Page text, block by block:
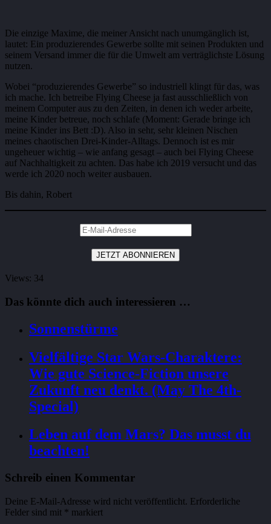
Die einzige Maxime, die meiner Ansicht nach unumgänglich ist,
lautet: Ein produzierendes Gewerbe sollte mit seinen Produkten und
seinem Versand immer die für die Umwelt am verträglichste Lösung
nutzen.
Wobei “produzierendes Gewerbe” so industriell klingt für das, was
ich mache. Ich betreibe Flying Cheese ja fast ausschließlich von
meinem Computer aus zu den Zeiten, in denen ich weder arbeite,
meine Kinder betreue, noch schlafe (Moment: Gerade bringe ich
meine Kinder ins Bett :D). Also in sehr, sehr kleinen Nischen
meines chaotischen Drei-Kinder-Alltags. Dennoch ist es mir
ungeheuer wichtig – wie anfang gesagt – auch bei Flying Cheese
auf Nachhaltigkeit zu achten. Das habe ich 2019 versucht und das
werde ich 2020 noch weiter ausbauen.
Bis dahin, Robert
Views: 34
Das könnte dich auch interessieren …
Sonnenstürme
Vielfältige Star Wars-Charaktere:
Wie gute Science-Fiction unsere
Zukunft neu denkt. (May The 4th-
Special)
Leben auf dem Mars? Das musst du
beachten!
Schreib einen Kommentar
Deine E-Mail-Adresse wird nicht veröffentlicht. Erforderliche
Felder sind mit * markiert